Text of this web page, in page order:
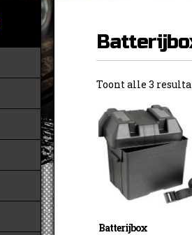
Toont alle 3
Batterijbox